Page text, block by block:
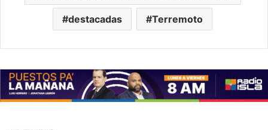
destacadas Terremoto